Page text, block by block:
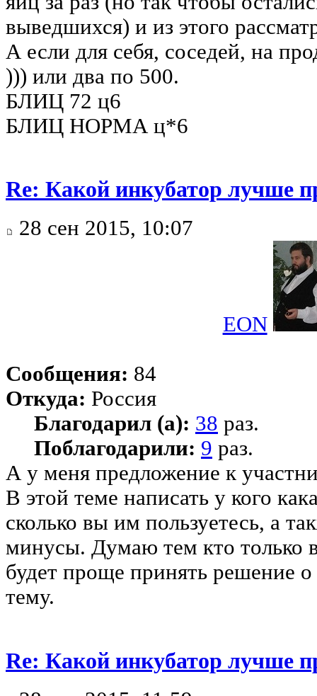
выведшихся) и из этого
А если для себя, соседей, на
))) или два по 500.
БЛИЦ 72 ц6
БЛИЦ НОРМА ц*6
Re: Какой инкубатор лучше
28 сен 2015, 10:07
EON
Сообщения: 84
Откуда: Россия
Благодарил (а): 38 раз.
Поблагодарили: 9 раз.
А у меня предложение к
В этой теме написать у кого
сколько вы им пользуетесь, а
минусы. Думаю тем кто только
будет проще принять решение о
тему.
Re: Какой инкубатор лучше